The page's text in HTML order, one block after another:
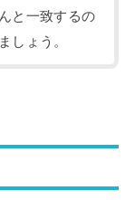
と一致するの
しょう。